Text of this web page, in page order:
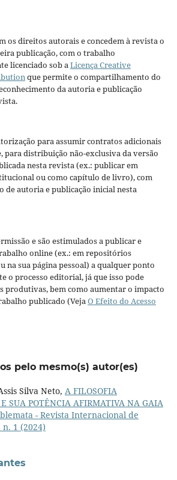
os direitos autorais e concedem à revista o
publicação, com o trabalho
licenciado sob aLicença Creative
que permite o compartilhamento do
da autoria e publicação
para assumir contratos adicionais
para distribuição não-exclusiva da versão
nesta revista (ex.: publicar em
ou como capítulo de livro), com
de autoria e publicação inicial nesta
e são estimulados a publicar e
online (ex.: em repositórios
na sua página pessoal) a qualquer ponto
o processo editorial, já que isso pode
produtivas, bem como aumentar o impacto
publicado (Veja O Efeito do Acesso
pelo mesmo(s) autor(es)
Silva Neto, A FILOSOFIA
SUA POTÊNCIA AFIRMATIVA NA GAIA
- Revista Internacional de
n. 1 (2024)